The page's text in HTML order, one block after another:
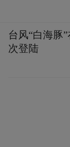
台风“白海豚
次登陆